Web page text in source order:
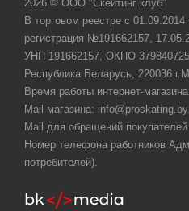
2026 © ООО "Скейтинг клуб"
В торговом реестре с 01.09.2014
регистрация №191662157,
УНП 191662157, ОКПО
Республика Беларусь, 220036
Время работы интернет-
Mail магазина: info@proskating.by.
Mail для обращений
Номер телефона работников
потребителей).